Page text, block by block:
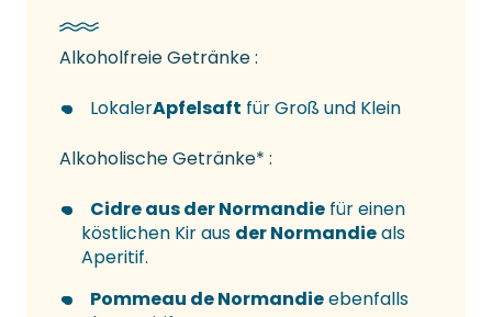
Alkoholfreie Getränke :
LokalerApfelsaft für Groß und Klein
Alkoholische Getränke* :
Cidre aus der Normandie für einen
köstlichen Kir aus der Normandieals
Aperitif.
Pommeau de Normandieebenfalls